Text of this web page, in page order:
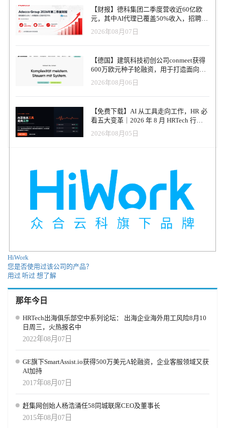
Snagajobhttps://www.snagajob.com 北美最大的 hourly workers（小时
工）招聘平台之一。 ZipRecruiterhttps://www.ziprecruiter.com 北美中
小企业使用广泛的招聘平台。 欧洲（Europe）
英国主流招聘平台之一。 Jobrapidohttps://www.jobrapido.com 全球职
位搜索引擎，总部位于意大利。 Reedhttps://www.reed.co.uk 英国最
具影响力的招聘网站之一，同时提供培训与课程服务。 东南亚
JobsDBhttps://www.jobsdb.com 香港和东南亚地区的重要招聘网站。
CareersFuturehttps://www.careersfuture.gov.sg 新加坡政府运营的官方
招聘平台。 Kalibrrhttps://www.kalibrr.com 在菲律宾和印尼市场较有
南主流招聘平台。 中东（Middle East） Baythttps://www.bayt.com 中
东最大的招聘平台之一。 GulfTalenthttps://www.gulftalent.com 专注
中东地区中高端职位招聘。 NaukriGulfhttps://www.naukrigulf.com 印
度招聘网站 Naukri 在中东市场的版本。
Laimoonhttps://www.laimoon.com 覆盖中东多个国家的招聘与培训平
台。 Akhtaboothttps://www.akhtaboot.com 中东地区较有影响力的在线
招聘平台。 非洲（Africa） Jobbermanhttps://www.jobberman.com 尼
BrighterMondayhttps://www.brightermonday.com 东非地区招聘平台。
Fuzuhttps://www.fuzu.com 东非与南非市场的招聘平台。
Pnethttps://www.pnet.co.za 南非知名招聘网站。
一。 MyJobMaghttps://www.myjobmag.com 覆盖尼日利亚、加纳和肯
尼亚等国家的招聘平台。 关于HR科技云图 HR科技云图
员、企业的人力资源专业人士更快速便捷地查看人力资源科技的宏
观格局，了解人力资源领域优秀的科技服务机构，以便于更精准地
做出企业相关的采购决策。 HR科技云图（MapofHRTech.com）将通
过各个渠道进行发布和推广，更欢迎大家转发传播。让更多企业人
力资源决策者们可以快速了解人力资源科技领域的宏观格局以及HR
科技各个领域的供应商、以便更好地做出采购决策。 HR科技云图
（MapofHRTech.com）每月更新优化一期，每期传播量超过100万，
我们通过全媒体平台推广，如网站、微博、微信、今日头条、领
英、网易、人力资源杂志、人力资源沙龙、Twitter、Facebook、
EDM、知乎，HRTechChina会议活动现场等线上线下多个渠道。 HR
科技云图（MapofHRTech.com）分为图片版本和网页版本2种，图片
关诉讼支付约600万美元的集体和解金。但这一赔偿主要针对员工数
据风险，并不包括企业工资纠纷。由于SaaS合同通常包含责任限制
条款，大部分工资相关损失仍由企业承担。 为什么这对出海企业尤
其重要 对于中国企业出海美国而言，Honda案例具有特别重要的警
示意义。许多企业在进入美国市场时，更关注招聘、签证或税务问
题，而对劳动法合规和薪资管理系统风险重视不足。 美国劳动法体
系强调雇主责任原则。无论是系统故障、供应商问题还是内部管理
错误，只要员工工资未能准确或及时支付，企业都可能承担法律责
任。员工还可以通过集体诉讼的方式维权，这使得风险进一步放
大。 同时，美国制造业、物流业和服务业普遍存在加班工资制度。
若企业没有准确记录员工工时，就可能违反FLSA规定，从而引发诉
讼。 出海企业HR必须关注的四个关键问题 首先，企业必须确保考
勤系统具备稳定性和灾备能力。HR系统不再只是管理工具，而是直
接关系到工资合规的核心基础设施。 其次，企业需要建立系统宕机
记录和计算逻辑。 第四，企业在选择HR SaaS供应商时，应仔细评
估系统可靠性、数据备份机制以及服务协议中的责任条款。 HR
SaaS行业正在发生变化 Kronos事件之后，企业对HR科技的关注重点
正在发生变化。过去企业在采购HR系统时，主要关注功能和效率，
而现在系统稳定性和风险管理能力变得同样重要。 越来越多企业开
始要求供应商提供更清晰的灾备方案和系统恢复承诺。同时，一些
竞争核心。 给出海HR的一句提醒 Honda的230万美元和解只是
Kronos事件中的一个案例，但它清晰地说明了一点：当HR系统出现
问题时，企业仍然必须承担劳动合规责任。 对于出海企业HR来说，
数字化并不能替代合规能力。真正成熟的HR管理体系，不仅要依赖
先进系统，也要能够在系统失效时继续保证工资准确和法律合规。
选人准备求职材料的方式。AI生成简历、AI优化面试回答甚至AI深
度伪造视频，都让传统招聘验证方式面临新的挑战。 第二个因素是
远程工作的普及。越来越多企业开始招聘远程员工，这意味着候选
更加复杂。 第三个因素是全球人才流动增加。许多候选人的职业经
历横跨多个国家和地区，这使得企业很难通过传统方式完成背景调
查。例如，一名候选人可能在中国、东南亚和欧洲都有工作经历，
企业而言，这些趋势带来的挑战往往更加复杂。 首先是跨国招聘的
验证难度。许多出海企业在海外建立团队时，往往依赖当地招聘平
台或猎头，但对于候选人背景的真实性缺乏系统验证能力。如果没
及一些国家对犯罪记录查询的限制，都要求企业在招聘验证过程中
更加谨慎。 第三个挑战是招聘效率与风险管理之间的平衡。出海企
业往往需要快速建立团队，但如果验证流程不完善，可能在后续运
营中面临更大的组织风险。 此外，一些新兴风险也开始出现，例如
全球招聘市场中正在变得越来越普遍。 四、出海 HR 的招聘体系需
位必须进行背景调查、调查的范围是什么，以及调查流程如何与招
聘流程整合。 其次是引入全球身份验证工具。随着远程招聘增加，
企业需要借助技术手段验证候选人身份，例如文件真实性检测、实
招聘系统、背景调查平台以及身份验证工具之间需要实现数据整
合，从而减少人工流程，提高效率。 第四是建立持续监测机制。对
于关键岗位，企业可以在员工入职后定期进行信息更新或重新验
证，以降低组织风险。 这些能力将逐渐成为企业全球化运营的重要
基础设施。 五、出海企业可以采取的 HR 战略 对于中国出海企业来
说，可以从几个方面开始优化招聘体系。 第一，建立全球背景调查
不同国家面临的合规风险。 第二，设计分级验证体系。不同岗位根
据风险等级设置不同验证标准，例如技术岗位、管理岗位以及涉及
敏感数据的岗位可以采用更严格的验证流程。 第三，强化招聘流程
透明度。企业应清晰告知候选人背景调查和身份验证流程，以提升
招聘信任度。 第四，升级HR技术系统。通过整合招聘系统、身份验
证和背景调查平台，提高招聘效率和数据管理能力。 第五，将招聘
【财报】德科集团二季度营收近60亿欧
元，其中AI代理已覆盖50%收入，招聘服
务进入运营重构阶段
2026年08月07日
【德国】建筑科技初创公司conmeet获得
600万欧元种子轮融资，用于打造面向贸
易和建筑行业的AI操作系统
2026年08月06日
【免费下载】AI 从工具走向工作，HR 必
看五大变革｜2026 年 8 月 HRTech 行业
观察报告
2026年08月05日
HiWork
您是否使用过该公司的产品？
用过 听过 想了解
那年今日
HRTech出海俱乐部空中系列论坛： 出海企业海外用工风险8月10
日周三，火热报名中
2022年08月07日
GE旗下SmartAssist.io获得500万美元A轮融资，企业客服领域又获
AI加持
2017年08月07日
赶集网创始人杨浩涌任58同城联席CEO及董事长
2015年08月07日